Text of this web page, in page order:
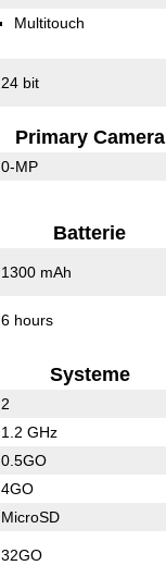
Multitouch
24 bit
Primary Camera
0-MP
Batterie
1300 mAh
6 hours
Systeme
2
1.2 GHz
0.5GO
4GO
MicroSD
32GO